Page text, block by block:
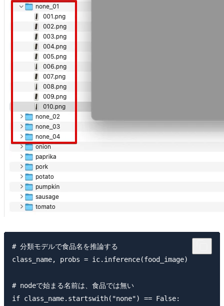
# 分類モデルで食品名を推論する
class_name, probs = ic.inference(food_image)
# nodeで始まる名前は、食品では無い
if class_name.startswith("none") == False: